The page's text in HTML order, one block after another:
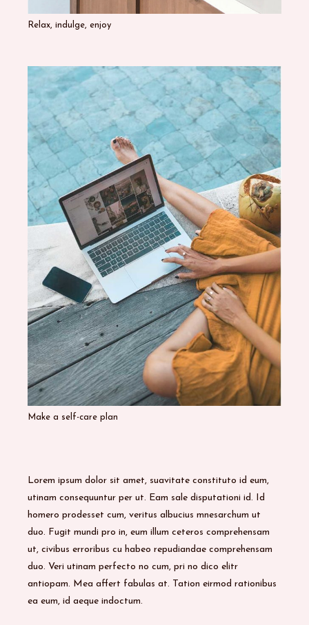
Relax, indulge, enjoy
Make a self-care plan
Lorem ipsum dolor sit amet, suavitate constituto id eum,
utinam consequuntur per ut. Eam sale disputationi id. Id
homero prodesset cum, veritus albucius mnesarchum ut
duo. Fugit mundi pro in, eum illum ceteros comprehensam
ut, civibus erroribus cu habeo repudiandae comprehensam
duo. Veri utinam perfecto no cum, pri no dico elitr
antiopam. Mea affert fabulas at. Tation eirmod rationibus
ea eum, id aeque indoctum.